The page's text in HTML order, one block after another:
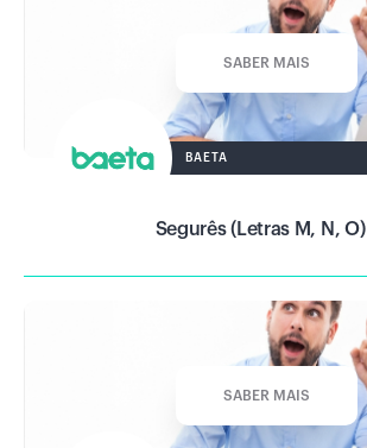
BAETA
SABER MAIS
Segurês (Letras M, N, O)
SABER MAIS